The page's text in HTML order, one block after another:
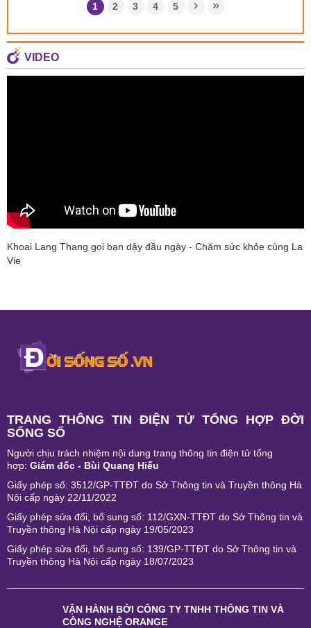
1 2 3 4 5
VIDEO
Khoai Lang Thang gọi bạn dậy đầu ngày - Chăm sức khỏe cùng La
Vie
TRANG THÔNG TIN ĐIỆN TỬ TỔNG HỢP ĐỜI
SỐNG SỐ
Người chịu trách nhiệm nội dung trang thông tin điện tử tổng
hợp: Giám đốc - Bùi Quang Hiếu
Giấy phép số: 3512/GP-TTĐT do Sở Thông tin và Truyền thông Hà
Nội cấp ngày 22/11/2022
Giấy phép sửa đổi, bổ sung số: 112/GXN-TTĐT do Sở Thông tin và
Truyền thông Hà Nội cấp ngày 19/05/2023
Giấy phép sửa đổi, bổ sung số: 139/GP-TTĐT do Sở Thông tin và
Truyền thông Hà Nội cấp ngày 18/07/2023
VẬN HÀNH BỞI CÔNG TY TNHH THÔNG TIN VÀ
CÔNG NGHỆ ORANGE